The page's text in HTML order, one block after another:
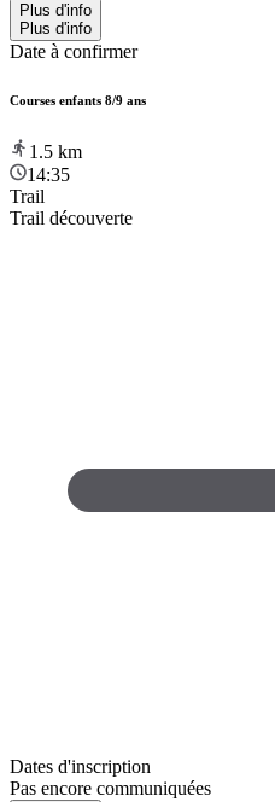
Plus d'info
Plus d'info
Date à confirmer
Courses enfants 8/9 ans
1.5 km
14:35
Trail
Trail découverte
Dates d'inscription
Pas encore communiquées